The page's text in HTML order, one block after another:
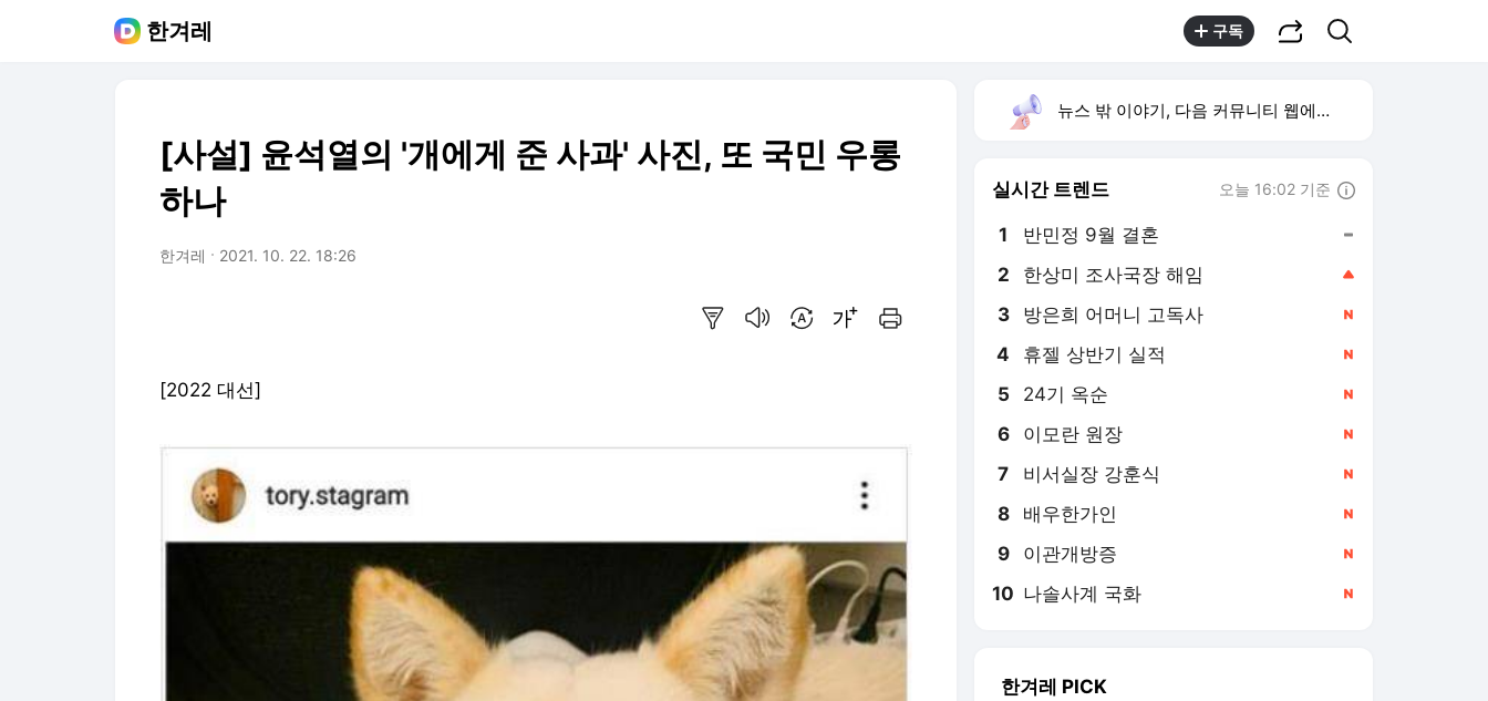
한겨레 구독
[사설] 윤석열의 '개에게 준 사과' 사진, 또 국민 우롱
하나
한겨레 2021. 10. 22. 18:26
[2022 대선]
뉴스 밖 이야기, 다음 커뮤니티 웹에서 보기
실시간 트렌드 오늘 16:02 기준
1 반민정 9월 결혼
2 한상미 조사국장 해임
4 휴젤 상반기 실적
5 24기 옥순
6 이모란 원장
7 비서실장 강훈식
8 배우한가인
9 이관개방증
10 나솔사계 국화
한겨레 PICK